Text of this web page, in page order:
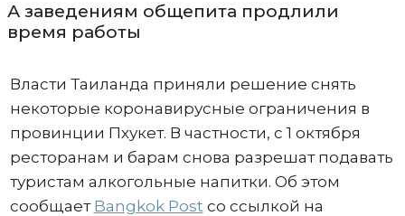
А заведениям общепита продлили
время работы
Власти Таиланда приняли решение снять
некоторые коронавирусные ограничения в
провинции Пхукет. В частности, с 1 октября
ресторанам и барам снова разрешат подавать
туристам алкогольные напитки. Об этом
сообщает Bangkok Post со ссылкой на